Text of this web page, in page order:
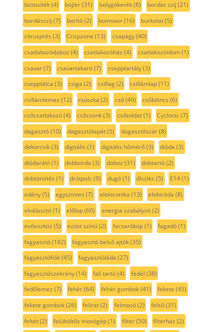
biztosíték(4) bojler(31) bolygókerék(6) bordás szíj (21)
bordásszíj (7) borító(2) botmixer(16) burkolat(5)
citrusprés (3) Crispzone (13) csapágy(40)
csatlakozódoboz (4) csatlakozóház (4) csatlakozóidom(1)
csavar(7) csavartakaró(7) csepptartály(3)
csepptálca (3) csiga (2) csillag(2) csillámlap(11)
csillámlemez (12) csúszka (2) cső(49) csőbilincs (6)
csőcsatlakozó(4) csőcsonk(3) csőtoldat(1) Cyclonic(7)
dagasztó(10) dagasztólapát(5) dagasztószár(8)
dekorcsík(3) digitális (1) digitális hőmérő(3) dióda (3)
diódaráló(1) dobborda (3) doboz (31) dobtartó(2)
dobtömítés (1) drótpolc(9) dugó(1) díszléc(5) E14(1)
edény(5) egyszintes (7) elektronika (13) elektróda (8)
elválasztó(1) előlap(60) energia szabályzó(2)
evőeszköz (5) ezüst színű(2) facsarókúp(1) fagadó(1)
fagyasztó(182) fagyasztó belső ajtók(35)
fagyasztófiók(45) fagyasztóláda (27)
fagyasztószekrény(14) fali tartó(4) fedél (38)
fedőlemez (7) fehér(64) fehér gombok(41) fekete (45)
fekete gombok(26) felirat(2) felmosó(2) felső(31)
feltét(2) felültöltős mosógép(1) filter(50) filterház (2)